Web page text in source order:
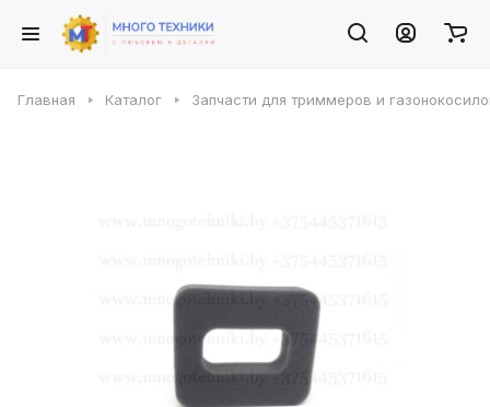
Главная Каталог Запчасти для триммеров и